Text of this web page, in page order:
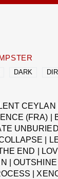
DARK
CEYLAN
(FRA) |
|
END |
| OUTSHINE
|